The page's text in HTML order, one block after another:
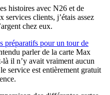
histoires avec N26 et de
clients, j’étais assez
chez eux.
préparatifs pour un tour de
parler de la carte Max
il n’y avait vraiment aucun
service est entièrement gratuit